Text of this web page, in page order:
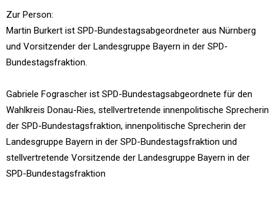
Zur Person:
Martin Burkert ist SPD-Bundestagsabgeordneter aus Nürnberg
und Vorsitzender der Landesgruppe Bayern in der SPD-
Bundestagsfraktion.
Gabriele Fograscher ist SPD-Bundestagsabgeordnete für den
Wahlkreis Donau-Ries, stellvertretende innenpolitische Sprecherin
der SPD-Bundestagsfraktion, innenpolitische Sprecherin der
Landesgruppe Bayern in der SPD-Bundestagsfraktion und
stellvertretende Vorsitzende der Landesgruppe Bayern in der
SPD-Bundestagsfraktion